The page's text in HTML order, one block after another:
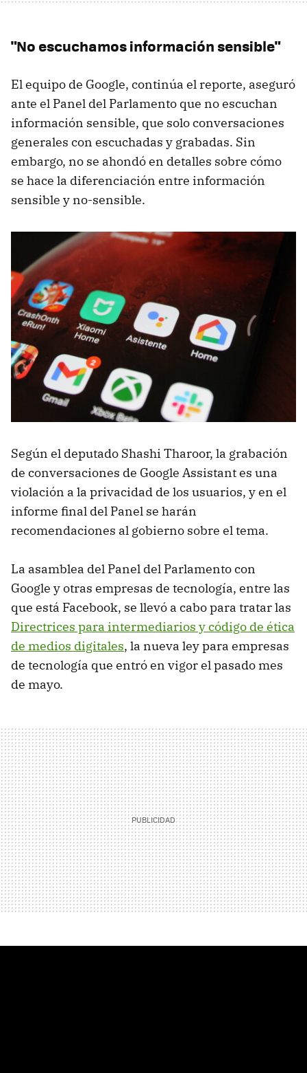
"No escuchamos información sensible"
El equipo de Google, continúa el reporte, aseguró
ante el Panel del Parlamento que no escuchan
información sensible, que solo conversaciones
generales con escuchadas y grabadas. Sin
embargo, no se ahondó en detalles sobre cómo
se hace la diferenciación entre información
sensible y no-sensible.
Según el deputado Shashi Tharoor, la grabación
de conversaciones de Google Assistant es una
violación a la privacidad de los usuarios, y en el
informe final del Panel se harán
recomendaciones al gobierno sobre el tema.
La asamblea del Panel del Parlamento con
Google y otras empresas de tecnología, entre las
que está Facebook, se llevó a cabo para tratar las
Directrices para intermediarios y código de ética
de medios digitales, la nueva ley para empresas
de tecnología que entró en vigor el pasado mes
de mayo.